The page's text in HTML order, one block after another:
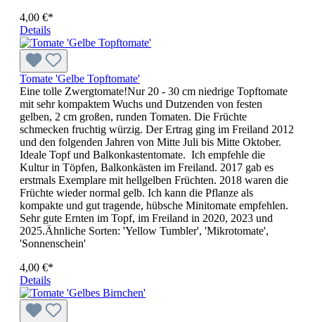
4,00 €*
Details
Tomate 'Gelbe Topftomate'
Eine tolle Zwergtomate!Nur 20 - 30 cm niedrige Topf­to­mate
mit sehr kompaktem Wuchs und Dutzenden von festen
gelben, 2 cm großen, runden Tomaten. Die Früchte
schmecken fruchtig wür­zig. Der Ertrag ging im Freiland 2012
und den folgenden Jahren von Mitte Juli bis Mitte Oktober.
Ideale Topf und Balkonkastentomate. Ich empfehle die
Kultur in Töpfen, Balkonkästen im Freiland. 2017 gab es
erstmals Exemplare mit hellgelben Früchten. 2018 waren die
Früchte wieder normal gelb. Ich kann die Pflanze als
kompakte und gut tragende, hübsche Minitomate empfehlen.
Sehr gute Ernten im Topf, im Freiland in 2020, 2023 und
2025.Ähnliche Sorten: 'Yellow Tumbler', 'Mikrotomate',
'Sonnenschein'
4,00 €*
Details